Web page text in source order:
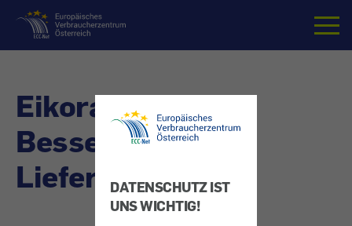
DATENSCHUTZ IST
UNS WICHTIG!
Startseite
Eikora verspricht
Besserung bei
Lieferproblemen